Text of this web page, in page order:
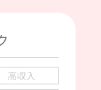
高収入